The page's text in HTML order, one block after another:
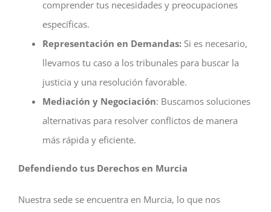
comprender tus necesidades y preocupaciones
específicas.
Representación en Demandas:Si es necesario,
llevamos tu caso a los tribunales para buscar la
justicia y una resolución favorable.
Mediación y Negociación: Buscamos soluciones
alternativas para resolver conflictos de manera
más rápida y eficiente.
Defendiendo tus Derechos en Murcia
Nuestra sede se encuentra en Murcia, lo que nos